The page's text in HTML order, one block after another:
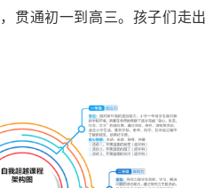
， 贯通初一到高三。孩子们走出